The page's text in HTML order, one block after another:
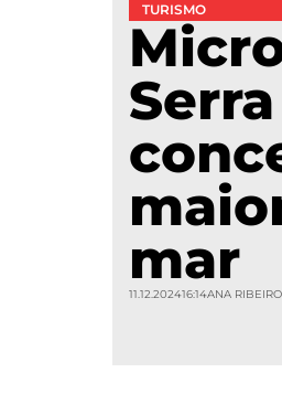
TURISMO
mar
11.12.202416:14ANA